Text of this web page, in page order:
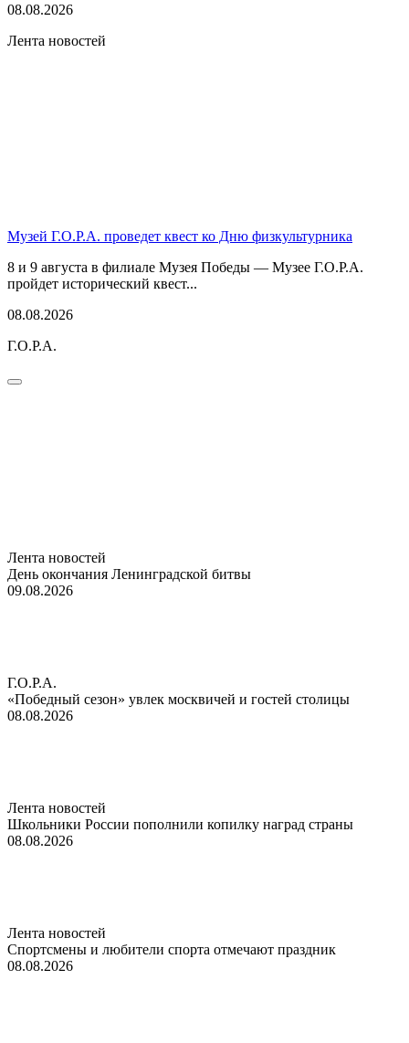
08.08.2026
Лента новостей
Музей Г.О.Р.А. проведет квест ко Дню физкультурника
8 и 9 августа в филиале Музея Победы — Музее Г.О.Р.А.
пройдет исторический квест...
08.08.2026
Г.О.Р.А.
Лента новостей
День окончания Ленинградской битвы
09.08.2026
Г.О.Р.А.
«Победный сезон» увлек москвичей и гостей столицы
08.08.2026
Лента новостей
Школьники России пополнили копилку наград страны
08.08.2026
Лента новостей
Спортсмены и любители спорта отмечают праздник
08.08.2026